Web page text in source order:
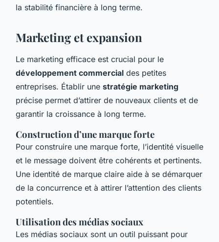
la stabilité financière à long terme.
Marketing et expansion
Le marketing efficace est crucial pour le
développement commercial des petites
entreprises. Établir une stratégie marketing
précise permet d’attirer de nouveaux clients et de
garantir la croissance à long terme.
Construction d’une marque forte
Pour construire une marque forte, l’identité visuelle
et le message doivent être cohérents et pertinents.
Une identité de marque claire aide à se démarquer
de la concurrence et à attirer l’attention des clients
potentiels.
Utilisation des médias sociaux
Les médias sociaux sont un outil puissant pour